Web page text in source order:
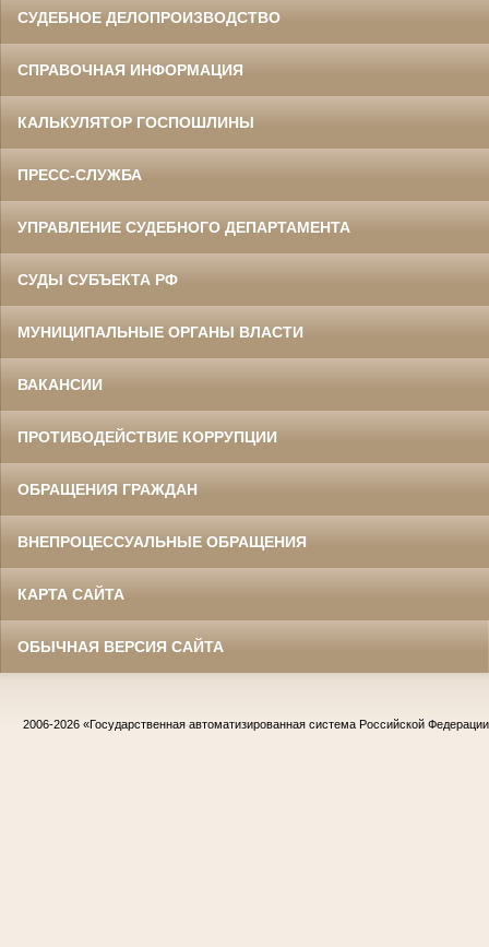
СУДЕБНОЕ ДЕЛОПРОИЗВОДСТВО
СПРАВОЧНАЯ ИНФОРМАЦИЯ
КАЛЬКУЛЯТОР ГОСПОШЛИНЫ
ПРЕСС-СЛУЖБА
УПРАВЛЕНИЕ СУДЕБНОГО ДЕПАРТАМЕНТА
СУДЫ СУБЪЕКТА РФ
МУНИЦИПАЛЬНЫЕ ОРГАНЫ ВЛАСТИ
ВАКАНСИИ
ПРОТИВОДЕЙСТВИЕ КОРРУПЦИИ
ОБРАЩЕНИЯ ГРАЖДАН
ВНЕПРОЦЕССУАЛЬНЫЕ ОБРАЩЕНИЯ
КАРТА САЙТА
ОБЫЧНАЯ ВЕРСИЯ САЙТА
2006-2026 «Государственная автоматизированная система Российской